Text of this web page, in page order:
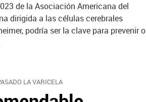
de la Asociación Americana del
dirigida a las células cerebrales
podría ser la clave para prevenir o
LA VARICELA